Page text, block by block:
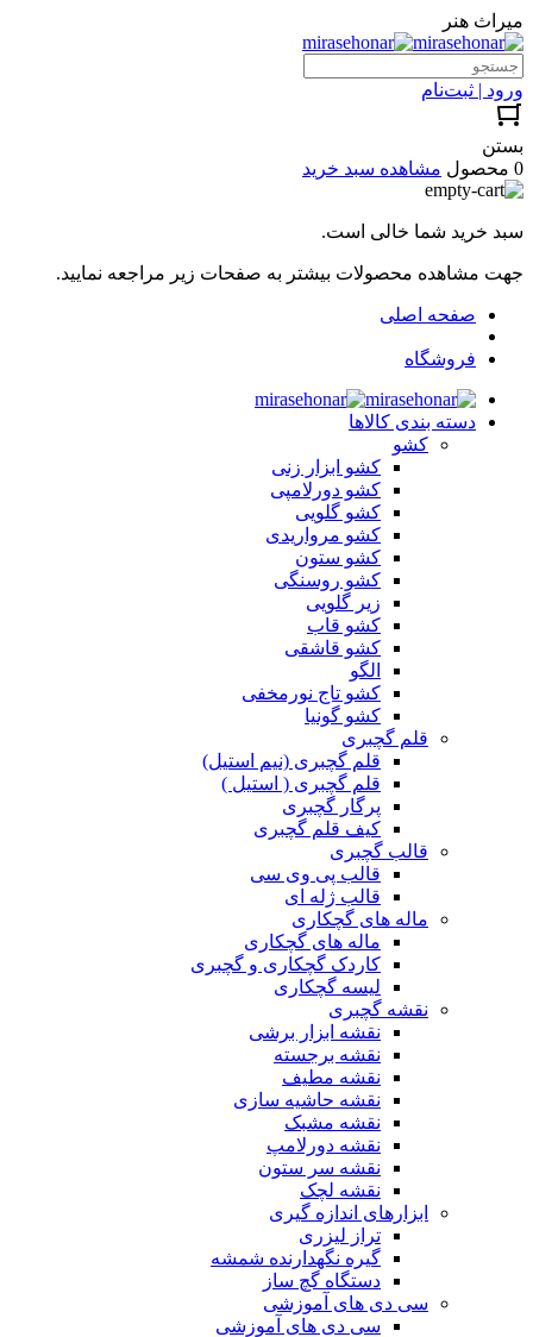
میراث هنر
ورود | ثبت‌نام
بستن
0 محصول
مشاهده سبد خرید
سبد خرید شما خالی است.
جهت مشاهده محصولات بیشتر به صفحات زیر مراجعه نمایید.
صفحه اصلی
فروشگاه
دسته بندی کالاها
کشو
کشو ابزار زنی
کشو دورلامپی
کشو گلویی
کشو مرواریدی
کشو ستون
کشو روسنگی
زیر گلویی
کشو قاب
کشو قاشقی
الگو
کشو تاج نورمخفی
کشو گونیا
قلم گچبری
قلم گچبری (نیم استیل)
قلم گچبری ( استیل )
پرگار گچبری
کیف قلم گچبری
قالب گچبری
قالب پی وی سی
قالب ژله ای
ماله های گچکاری
ماله های گچکاری
کاردک گچکاری و گچبری
لیسه گچکاری
نقشه گچبری
نقشه ابزار برشی
نقشه برجسته
نقشه مطیف
نقشه حاشیه سازی
نقشه مشبک
نقشه دورلامپ
نقشه سر ستون
نقشه لچک
ابزارهای اندازه گیری
تراز لیزری
گیره نگهدارنده شمشه
دستگاه گچ ساز
سی دی های آموزشی
سی دی های آموزشی